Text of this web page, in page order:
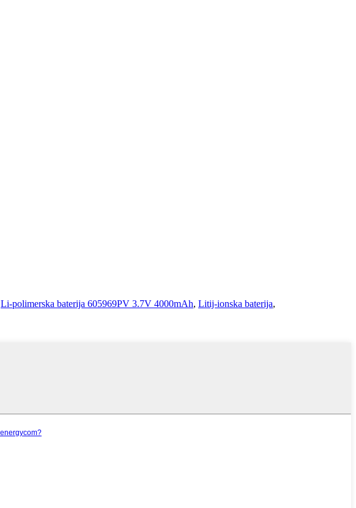
Li-polimerska baterija 605969PV 3.7V 4000mAh, Litij-ionska baterija,